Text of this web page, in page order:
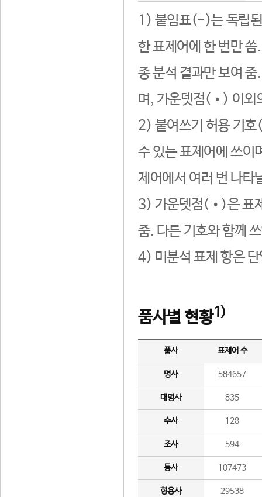
1) 붙임표(-)는 독립된
한 표제어에 한 번만
종 분석 결과만 보여
며, 가운뎃점(•) 이외
2) 붙여쓰기 허용 기호
수 있는 표제어에 쓰이
제어에서 여러 번 나타
3) 가운뎃점(•)은 표
줌. 다른 기호와 함께
4) 미분석 표제 항은
품사별 현황1)
품사 표제어 수
명사 584657
대명사 835
수사 128
조사 594
동사 107473
형용사 29538